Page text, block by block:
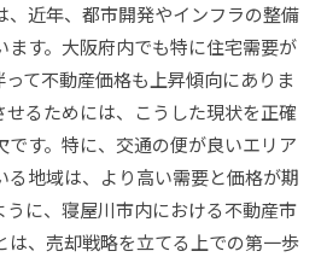
化するリフォーム提案
る価格交渉のコツ
ておきたい税務の基本
却最新トレンドを押さえて高値を
示す売却のタイミング
効果的な宣伝方法
、近年、都市開発やインフラの整備
ます。大阪府内でも特に住宅需要が
て不動産価格も上昇傾向にありま
せるためには、こうした現状を正確
です。特に、交通の便が良いエリア
る地域は、より高い需要と価格が期
に、寝屋川市内における不動産市
は、売却戦略を立てる上での第一歩